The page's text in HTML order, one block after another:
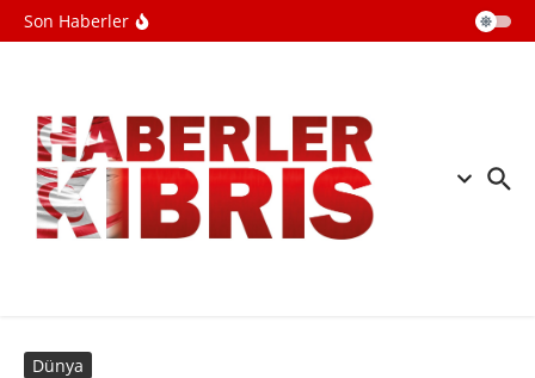
İçeriğe atla
Son Haberler
Adalet Bakanlığına Epstein davası
Dünya